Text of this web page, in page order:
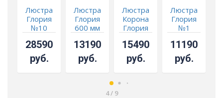
Люстра
Глория
№10
28590
руб.
Люстра
Глория
600 мм
13190
руб.
Люстра
Корона
Глория
15490
руб.
Люстра
Глория
№1
11190
руб.
4/ 9